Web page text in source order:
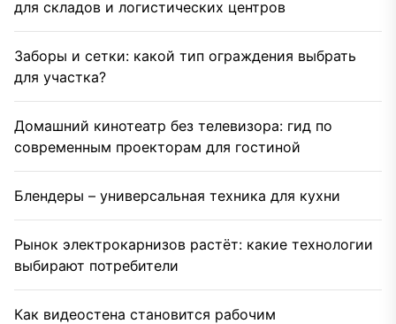
для складов и логистических центров
Заборы и сетки: какой тип ограждения выбрать
для участка?
Домашний кинотеатр без телевизора: гид по
современным проекторам для гостиной
Блендеры – универсальная техника для кухни
Рынок электрокарнизов растёт: какие технологии
выбирают потребители
Как видеостена становится рабочим